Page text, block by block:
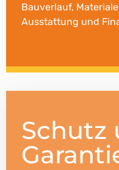
Bauverlauf,
Ausstattung und
Schutz